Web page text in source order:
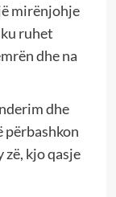
mirënjohje
ruhet
dhe na
dhe
përbashkon
kjo qasje